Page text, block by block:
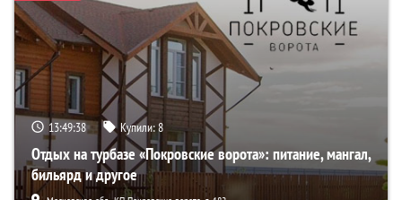
13:49:37 Купили:8
Отдых на турбазе «Покровские ворота»: питание, мангал,
бильярд и другое